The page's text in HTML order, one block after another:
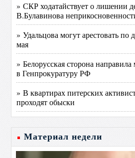
» СКР ходатайствует о лишении
В.Булавинова
» Удальцова могут арестовать по
мая
» Белорусская сторона
в Генпрокуратуру РФ
» В квартирах питерских
проходят обыски
Материал недели